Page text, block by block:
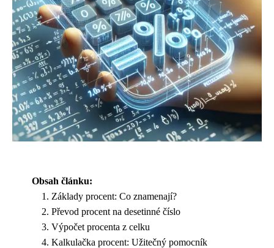
Obsah článku:
Základy procent: Co znamenají?
Převod procent na desetinné číslo
Výpočet procenta z celku
Kalkulačka procent: Užitečný pomocník